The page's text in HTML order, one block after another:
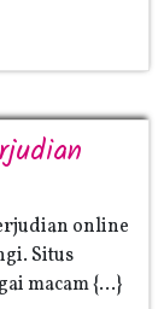
online
Situs
macam {...}